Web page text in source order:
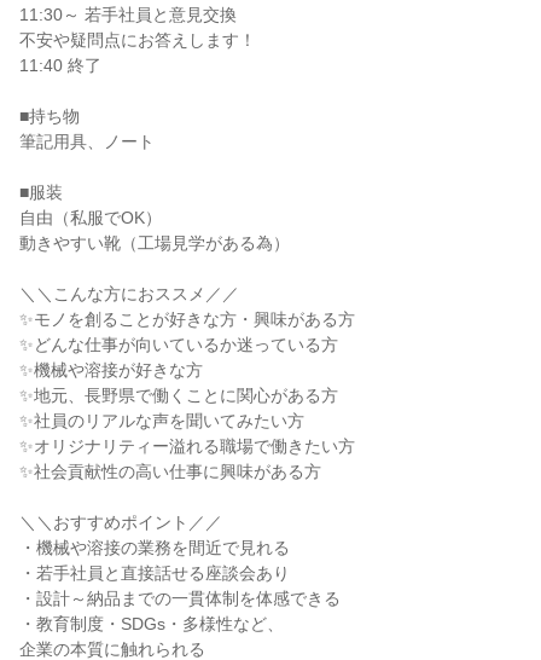
11:30～ 若手社員と意見交換
不安や疑問点にお答えします！
11:40 終了
■持ち物
筆記用具、ノート
■服装
自由（私服でOK）
動きやすい靴（工場見学がある為）
＼＼こんな方におススメ／／
✨モノを創ることが好きな方・興味がある方
✨どんな仕事が向いているか迷っている方
✨機械や溶接が好きな方
✨地元、長野県で働くことに関心がある方
✨社員のリアルな声を聞いてみたい方
✨オリジナリティー溢れる職場で働きたい方
✨社会貢献性の高い仕事に興味がある方
＼＼おすすめポイント／／
・機械や溶接の業務を間近で見れる
・若手社員と直接話せる座談会あり
・設計～納品までの一貫体制を体感できる
・教育制度・SDGs・多様性など、
企業の本質に触れられる